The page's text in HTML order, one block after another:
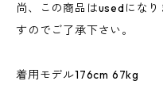
尚、この商品はusedにな
すのでご了承下さい。
着用モデル176cm 67kg